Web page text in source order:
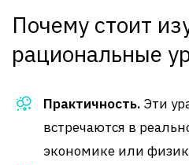
Почему стоит
рациональные
Практичность. Эти
встречаются в
экономике или